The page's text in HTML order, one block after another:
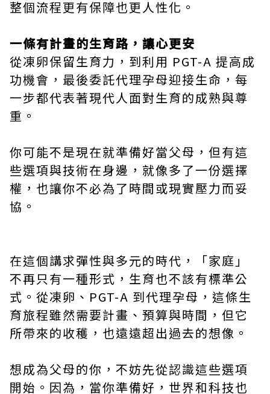
整個流程更有保障也更人性化。
一條有計畫的生育路，讓心更安
從凍卵保留生育力，到利用 PGT-A 提高成
功機會，最後委託代理孕母迎接生命，每
一步都代表著現代人面對生育的成熟與尊
重。
你可能不是現在就準備好當父母，但有這
些選項與技術在身邊，就像多了一份選擇
權，也讓你不必為了時間或現實壓力而妥
協。
在這個講求彈性與多元的時代，「家庭」
不再只有一種形式，生育也不該有標準公
式。從凍卵、PGT-A 到代理孕母，這條生
育旅程雖然需要計畫、預算與時間，但它
所帶來的收穫，也遠遠超出過去的想像。
想成為父母的你，不妨先從認識這些選項
開始。因為，當你準備好，世界和科技也